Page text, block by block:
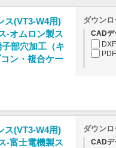
ス(VT3-W4用)
-オムロン製ス
部穴加工（キ
ン・複合ケー
ダウンロ
CADデ
DXF
PDF
ス(VT3-W4用)
-富士電機製ス
ダウンロ
CADデ